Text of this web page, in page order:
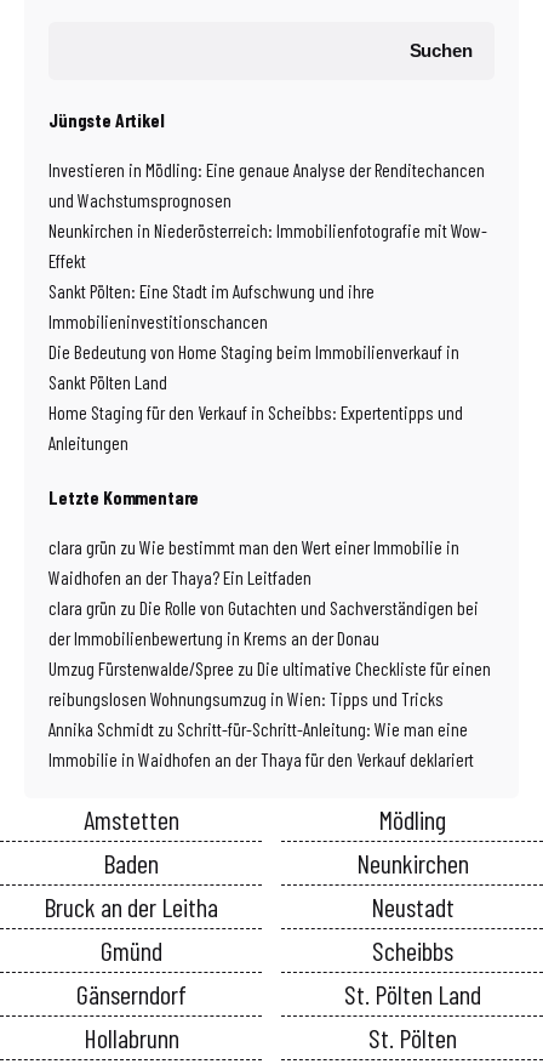
Suchen
Jüngste Artikel
Investieren in Mödling: Eine genaue Analyse der Renditechancen
und Wachstumsprognosen
Neunkirchen in Niederösterreich: Immobilienfotografie mit Wow-
Effekt
Sankt Pölten: Eine Stadt im Aufschwung und ihre
Immobilieninvestitionschancen
Die Bedeutung von Home Staging beim Immobilienverkauf in
Sankt Pölten Land
Home Staging für den Verkauf in Scheibbs: Expertentipps und
Anleitungen
Letzte Kommentare
clara grün zu Wie bestimmt man den Wert einer Immobilie in
Waidhofen an der Thaya? Ein Leitfaden
clara grün zu Die Rolle von Gutachten und Sachverständigen bei
der Immobilienbewertung in Krems an der Donau
Umzug Fürstenwalde/Spree zu Die ultimative Checkliste für einen
reibungslosen Wohnungsumzug in Wien: Tipps und Tricks
Annika Schmidt zu Schritt-für-Schritt-Anleitung: Wie man eine
Immobilie in Waidhofen an der Thaya für den Verkauf deklariert
Amstetten
Baden
Bruck an der Leitha
Gmünd
Gänserndorf
Hollabrunn
Mödling
Neunkirchen
Neustadt
Scheibbs
St. Pölten Land
St. Pölten